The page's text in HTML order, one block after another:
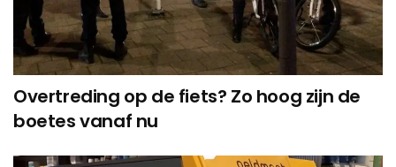
Overtreding op de fiets? Zo hoog zijn de
boetes vanaf nu